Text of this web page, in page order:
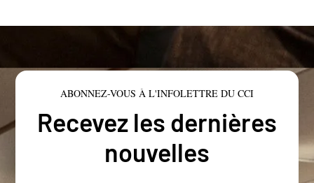
ABONNEZ-VOUS À L'INFOLETTRE DU CCI
Recevez les dernières
nouvelles